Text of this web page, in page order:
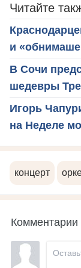
Читайте
и
В Сочи
шедевры
Игорь
на Неделе
концерт
Комментарии